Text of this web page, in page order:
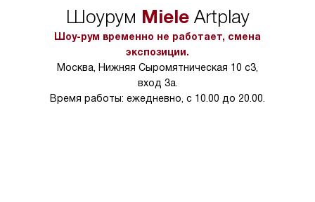
Шоурум MieleArtplay
Шоу-рум временно не работает, смена
экспозиции.
Москва, Нижняя Сыромятническая 10 с3,
вход 3а.
Время работы: ежедневно, с 10.00 до 20.00.